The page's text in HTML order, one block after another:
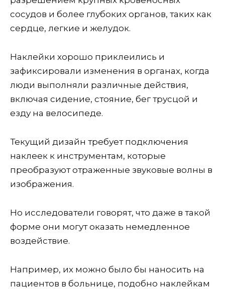
сосудов и более глубоких органов, таких как
сердце, легкие и желудок.
Наклейки хорошо приклеились и
зафиксировали изменения в органах, когда
люди выполняли различные действия,
включая сидение, стояние, бег трусцой и
езду на велосипеде.
Текущий дизайн требует подключения
наклеек к инструментам, которые
преобразуют отраженные звуковые волны в
изображения.
Но исследователи говорят, что даже в такой
форме они могут оказать немедленное
воздействие.
Например, их можно было бы наносить на
пациентов в больнице, подобно наклейкам